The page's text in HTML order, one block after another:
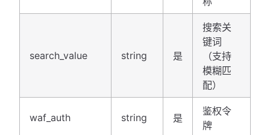
search_value string 是
搜索关
键词
（支持
模糊匹
配）
waf_auth string 是
鉴权令
牌